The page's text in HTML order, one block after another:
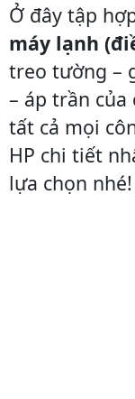
Ở đây tập
máy lạnh
treo tường –
– áp trần của
tất cả mọi
HP chi tiết
lựa chọn nhé!